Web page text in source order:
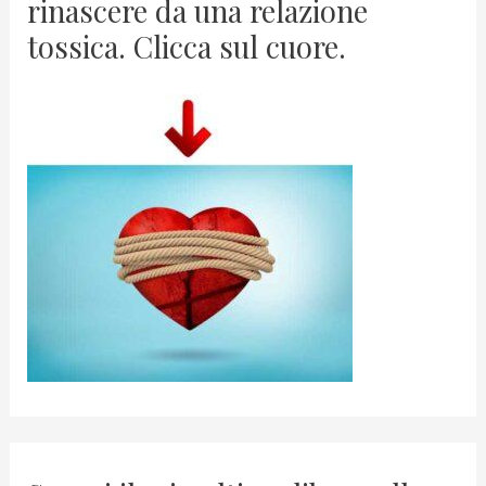
rinascere da una relazione
tossica. Clicca sul cuore.